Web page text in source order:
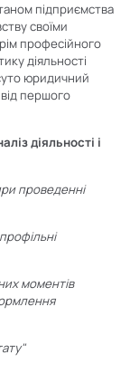
підприємства
своїми
професійного
діяльності
юридичний
першого
діяльності і
проведенні
моментів